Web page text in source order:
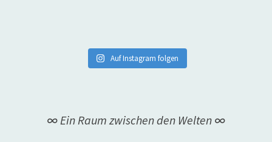
Auf Instagram folgen
∞ Ein Raum zwischen den Welten ∞